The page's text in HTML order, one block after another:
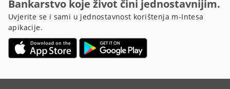
Bankarstvo koje život čini jednostavnijim.
Uvjerite se i sami u jednostavnost korištenja m-Intesa
apikacije.